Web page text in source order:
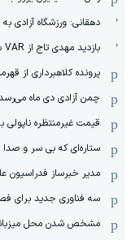
دهقانی: ورزشگاه آزادی
بازدید مهدی تاج از VAR سیار
پرونده کلاهبرداری از
چمن آزادی دی ماه
قیمت غیرمنتظره ناپولی
ستاره‌ای که بی سر و صدا
مدیر خبرساز فدراسیون
سه فناوری جدید برای
مشخص شدن محل میزبانی